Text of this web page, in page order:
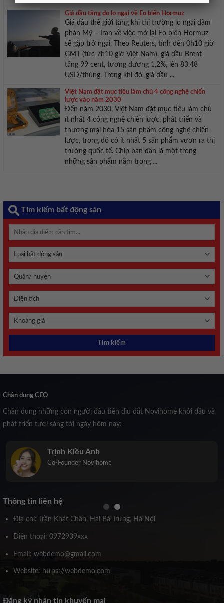
Giá dầu tăng do lo ngại về Eo biển Hormuz
Giá dầu thế giới tăng khi thị trường lo ngại đàm
phán Mỹ – Iran về việc mở lại Eo biển Hormuz
sẽ gặp trở ngại. Theo Reuters, tính đến 0h10 giờ
GMT (tức 7h10 giờ Việt Nam), giá dầu Brent
tăng 99 cent, tương đương 1,2%, lên 83,48
USD/thùng. Trong khi đó, giá dầu ...
Việt Nam đặt mục tiêu làm chủ 4 công nghệ chiến
lược vào năm 2030
Đến năm 2030, Việt Nam đặt mục tiêu làm chủ
ít nhất 4 công nghệ chiến lược, phát triển và
thương mại hóa 15 sản phẩm công nghệ chiến
lược, trong đó có ít nhất 5 sản phẩm vươn ra thị
trường quốc tế. Chip bán dẫn là một trong
những sản phẩm nằm trong ...
Tìm kiếm bất động sản
Chân dung CEO
Chân dung những con người đầu tiên dìu dắt Novihome khởi đầu và
phát triển tươi sáng tới ngày hôm nay:
Trịnh Kiều Anh
Co-Founder Novihome
Thông tin liên hệ
Địa chỉ: Trần Khát Chân, Hai Bà Trưng, Hà Nội
Điện thoại: 0972939xxx
Email: webdemo@gmail.com
Website: https://webdemo.com
Đăng ký nhận tin khuyến mại